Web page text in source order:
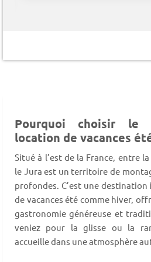
Pourquoi choisir le
location de vacances
Situé à l’est de la France, entre
le Jura est un territoire de
profondes. C’est une
de vacances été comme hiver,
gastronomie généreuse et
veniez pour la glisse ou la
accueille dans une atmosphère